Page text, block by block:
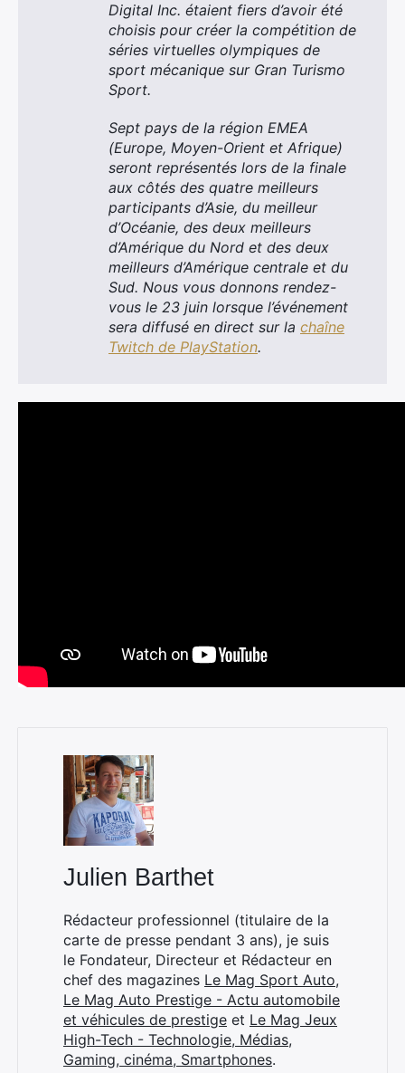
Digital Inc. étaient fiers d’avoir été
choisis pour créer la compétition de
séries virtuelles olympiques de
sport mécanique sur Gran Turismo
Sport.
Sept pays de la région EMEA
(Europe, Moyen-Orient et Afrique)
seront représentés lors de la finale
aux côtés des quatre meilleurs
participants d’Asie, du meilleur
d’Océanie, des deux meilleurs
d’Amérique du Nord et des deux
meilleurs d’Amérique centrale et du
Sud. Nous vous donnons rendez-
vous le 23 juin lorsque l’événement
sera diffusé en direct sur la chaîne
Twitch de PlayStation.
Julien Barthet
Rédacteur professionnel (titulaire de la
carte de presse pendant 3 ans), je suis
le Fondateur, Directeur et Rédacteur en
chef des magazines Le Mag Sport Auto,
Le Mag Auto Prestige - Actu automobile
et véhicules de prestige et Le Mag Jeux
High-Tech - Technologie, Médias,
Gaming, cinéma, Smartphones.